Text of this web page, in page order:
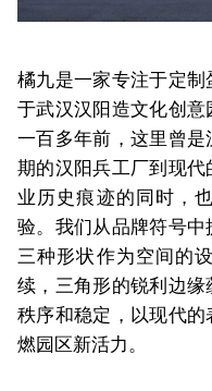
橘九是一家专注于定
于武汉汉阳造文化创意
一百多年前，这里曾
期的汉阳兵工厂到现
业历史痕迹的同时，
验。我们从品牌符号
三种形状作为空间的
续，三角形的锐利边
秩序和稳定，以现代
燃园区新活力。